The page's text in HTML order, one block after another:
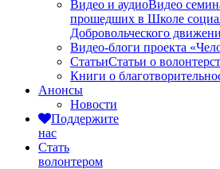
Видео и аудиоВидео
прошедших в Школе
Добровольческого
Видео-блоги проекта
СтатьиСтатьи о
Книги о
Анонсы
Новости
Поддержите
нас
Стать
волонтером